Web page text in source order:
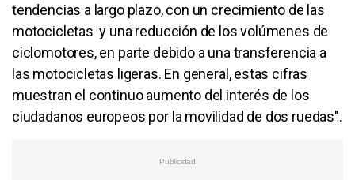
tendencias a largo plazo, con un crecimiento de las
motocicletas y una reducción de los volúmenes de
ciclomotores, en parte debido a una transferencia a
las motocicletas ligeras. En general, estas cifras
muestran el continuo aumento del interés de los
ciudadanos europeos por la movilidad de dos ruedas".